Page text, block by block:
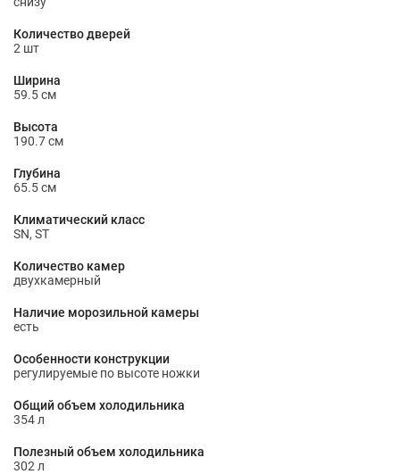
Количество дверей
2 шт
Ширина
59.5 см
Высота
190.7 см
Глубина
65.5 см
Климатический класс
SN, ST
Количество камер
двухкамерный
Наличие морозильной камеры
есть
Особенности конструкции
регулируемые по высоте ножки
Общий объем холодильника
354 л
Полезный объем холодильника
302 л